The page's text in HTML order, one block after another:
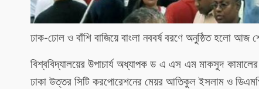
ঢাক-ঢোল ও বাঁশি বাজিয়ে বাংলা নববর্ষ বরণে অনুষ্ঠিত হলো আজ
বিশ্ববিদ্যালয়ের উপাচার্য অধ্যাপক ড এ এস এম মাকসুদ কামালের
ঢাকা উত্তর সিটি করপোরেশনের মেয়র আতিকুল ইসলাম ও